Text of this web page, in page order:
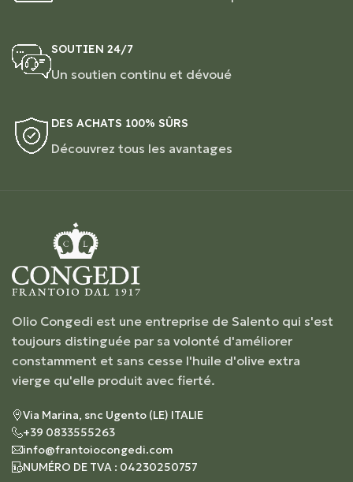
SOUTIEN 24/7
Un soutien continu et dévoué
DES ACHATS 100% SÛRS
Découvrez tous les avantages
Olio Congedi est une entreprise de Salento qui s'est
toujours distinguée par sa volonté d'améliorer
constamment et sans cesse l'huile d'olive extra
vierge qu'elle produit avec fierté.
Via Marina, snc Ugento (LE) ITALIE
+39 0833555263
info@frantoiocongedi.com
NUMÉRO DE TVA : 04230250757